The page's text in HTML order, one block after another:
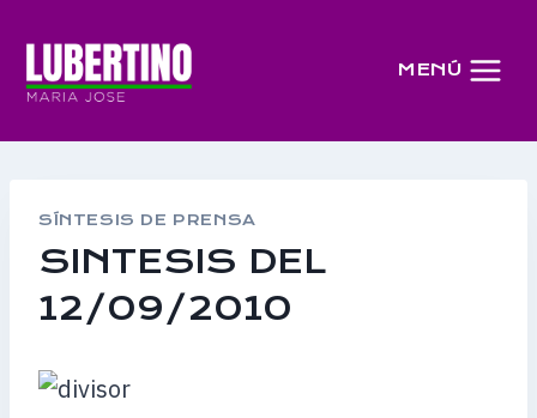
contenido
MENÚ
SÍNTESIS DE PRENSA
SINTESIS DEL
12/09/2010